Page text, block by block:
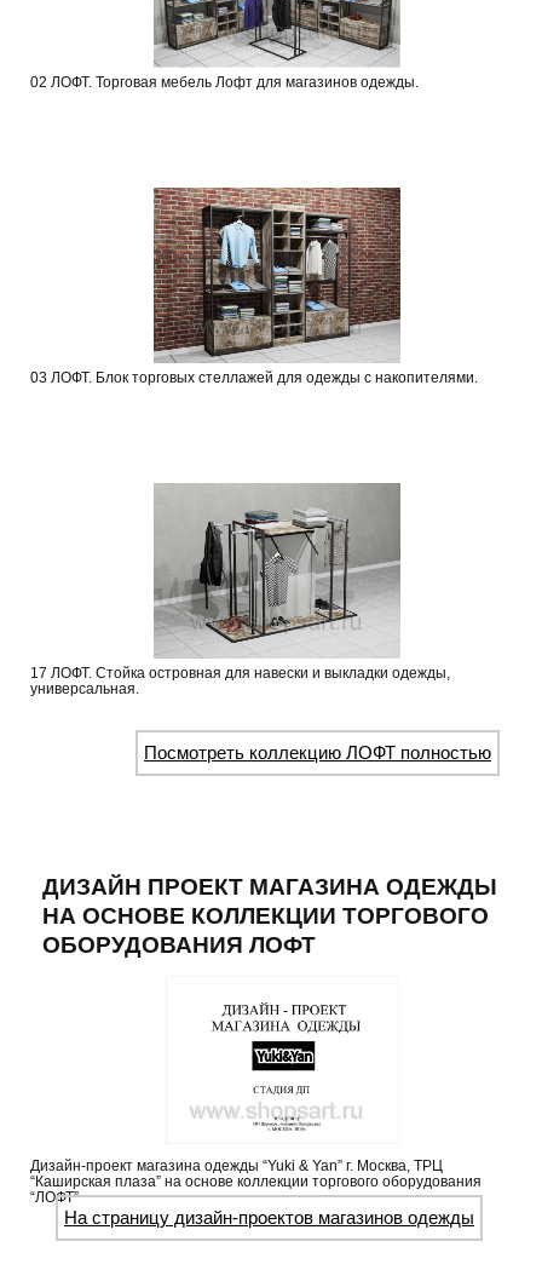
02 ЛОФТ. Торговая мебель Лофт для магазинов одежды.
03 ЛОФТ. Блок торговых стеллажей для одежды с накопителями.
17 ЛОФТ. Стойка островная для навески и выкладки одежды,
универсальная.
Посмотреть коллекцию ЛОФТ полностью
ДИЗАЙН ПРОЕКТ МАГАЗИНА ОДЕЖДЫ
НА ОСНОВЕ КОЛЛЕКЦИИ ТОРГОВОГО
ОБОРУДОВАНИЯ ЛОФТ
Дизайн-проект магазина одежды “Yuki & Yan” г. Москва, ТРЦ
“Каширская плаза” на основе коллекции торгового оборудования
“ЛОФТ”
На страницу дизайн-проектов магазинов одежды